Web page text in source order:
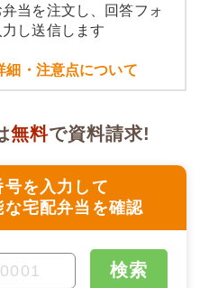
弁当を注文し、回答フォ
し送信します
・注意点について
号を入力して
な宅配弁当を確認
無料で資料請求!
検索